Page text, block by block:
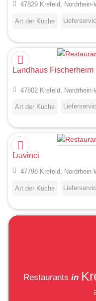
47829 Krefeld,
Art der Küche
Landhaus Fischerheim
47802 Krefeld,
Art der Küche
Davinci
47798 Krefeld,
Art der Küche
Restaurants in